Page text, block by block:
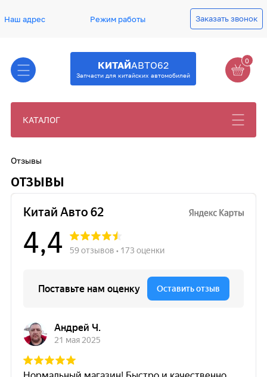
Наш адрес Режим работы Заказать звонок
КИТАЙАВТО62
Запчасти для китайских автомобилей
0
КАТАЛОГ
Отзывы
ОТЗЫВЫ